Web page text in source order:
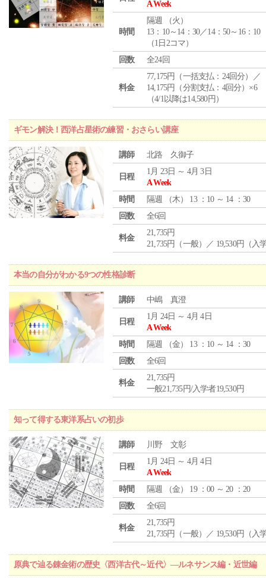
A Week
時間
隔週 （火 ）
13：10～14：30／14：50～16：10
（1日2コマ）
回数
全24回
料金
77,175円（一括支払：24回分）／
14,175円（分割支払：4回分）×6
（4/1以降は14,580円）
ギモン解決！西洋占星術の練習・おさらい講座
講師 北路 久御子
日程
1月 23日 ～ 4月 3日
A Week
時間
隔週 （木） 13 ：10 ～ 14 ：30
回数
全6回
料金
21,735円
21,735円（一般）／ 19,530円（入
本当の自分がわかる9つの性格診断
講師 中嶋 真澄
日程
1月 24日 ～ 4月 4日
A Week
時間
隔週 （金） 13 ：10 ～ 14 ：30
回数
全6回
料金
21,735円
一般21,735円/入学者19,530円
知って得する東洋系占いの初歩
講師 川野 文彰
日程
1月 24日 ～ 4月 4日
A Week
時間
隔週 （金） 19 ：00 ～ 20 ：20
回数
全6回
料金
21,735円
21,735円（一般）／ 19,530円（入
原典で辿る錬金術の歴史〈西洋古代～近代〉―ルネサンス編・近世編